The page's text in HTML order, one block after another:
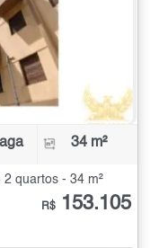
34 m²
quartos - 34 m²
R$ 153.105